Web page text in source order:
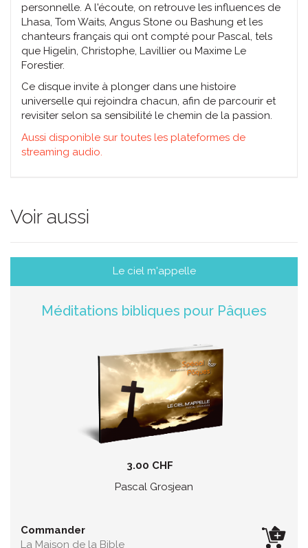
personnelle. A l'écoute, on retrouve les influences de
Lhasa, Tom Waits, Angus Stone ou Bashung et les
chanteurs français qui ont compté pour Pascal, tels
que Higelin, Christophe, Lavillier ou Maxime Le
Forestier.
Ce disque invite à plonger dans une histoire
universelle qui rejoindra chacun, afin de parcourir et
revisiter selon sa sensibilité le chemin de la passion.
Aussi disponible sur toutes les plateformes de
streaming audio.
Voir aussi
Le ciel m'appelle
Méditations bibliques pour Pâques
3.00 CHF
Pascal Grosjean
Commander
La Maison de la Bible